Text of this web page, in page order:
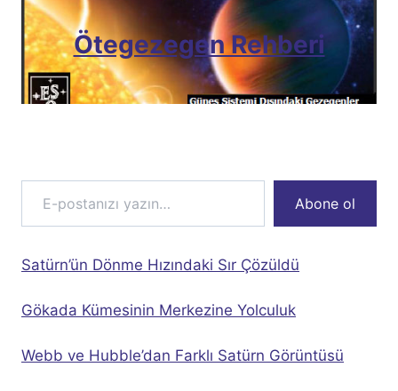
Ötegezegen Rehberi
E-postanızı yazın…
Abone ol
Satürn’ün Dönme Hızındaki Sır Çözüldü
Gökada Kümesinin Merkezine Yolculuk
Webb ve Hubble’dan Farklı Satürn Görüntüsü